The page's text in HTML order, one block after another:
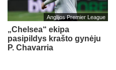
Anglijos Premier League
„Chelsea“ ekipa
pasipildys krašto gynėju
P. Chavarria